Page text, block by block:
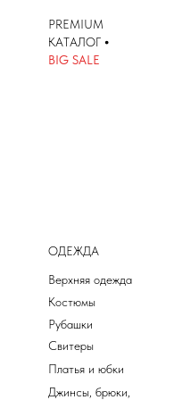
BIG SALE
PREMIUM
КАТАЛОГ •
КАТАЛОГ
ОДЕЖДА
Верхняя одежда
Платья и юбки
Костюмы
Рубашки
Свитеры
Джинсы, брюки,